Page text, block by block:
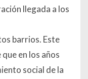
llegada a los
barrios. Este
en los años
social de la